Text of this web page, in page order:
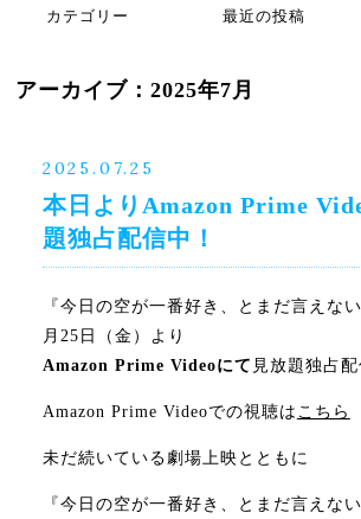
カテゴリー
イベント
最近の投稿
決定
が決定
映画賞受賞記
3月8日（日）舞台挨拶付き
定
おおさかシネマフェスティバル2026にて
2025年第99回キネマ旬報ベスト・
テン 個人賞受賞
キ
2026年5月
2026年1月
2025年12月
2025年10月
2025年7月
2025年6月
2025年5月
アーカイブ：2025年7月
2025.07.25
本日よりAmazon Prime
題独占配信中！
『今日の空が一番好き、とまだ言えな
月25日（金）より
Amazon Prime Videoにて 見放題独占配
Amazon Prime Videoでの視聴は こちら
未だ続いている劇場上映とともに
『今日の空が一番好き、とまだ言えな